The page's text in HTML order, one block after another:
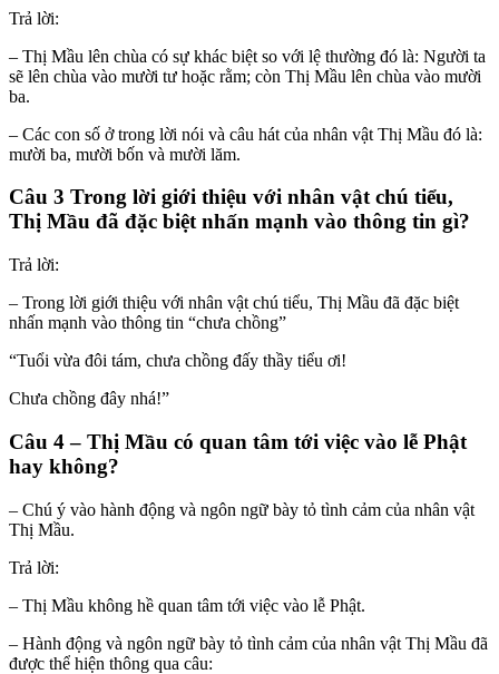
Trả lời:
– Thị Mầu lên chùa có sự khác biệt so với lệ thường đó là: Người ta
sẽ lên chùa vào mười tư hoặc rằm; còn Thị Mầu lên chùa vào mười
ba.
– Các con số ở trong lời nói và câu hát của nhân vật Thị Mầu đó là:
mười ba, mười bốn và mười lăm.
Câu 3 Trong lời giới thiệu với nhân vật chú tiểu,
Thị Mầu đã đặc biệt nhấn mạnh vào thông tin gì?
Trả lời:
– Trong lời giới thiệu với nhân vật chú tiểu, Thị Mầu đã đặc biệt
nhấn mạnh vào thông tin “chưa chồng”
“Tuổi vừa đôi tám, chưa chồng đấy thầy tiểu ơi!
Chưa chồng đây nhá!”
Câu 4 – Thị Mầu có quan tâm tới việc vào lễ Phật
hay không?
– Chú ý vào hành động và ngôn ngữ bày tỏ tình cảm của nhân vật
Thị Mầu.
Trả lời:
– Thị Mầu không hề quan tâm tới việc vào lễ Phật.
– Hành động và ngôn ngữ bày tỏ tình cảm của nhân vật Thị Mầu đã
được thể hiện thông qua câu: